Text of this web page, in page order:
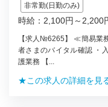
非常勤(日勤のみ)
時給：2,100円～2,200
【求人№6265】 ≪簡易業
者さまのバイタル確認 ・
護業務 【...
★この求人の詳細を見